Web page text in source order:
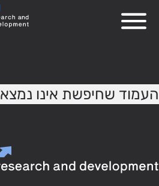
העמוד שחיפשת אינו נמצא